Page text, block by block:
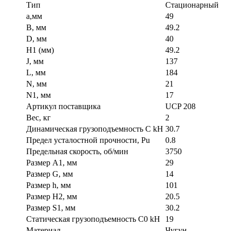
Тип
Стационарный
a,мм
49
B, мм
49.2
D, мм
40
H1 (мм)
49.2
J, мм
137
L, мм
184
N, мм
21
N1, мм
17
Артикул поставщика
UCP 208
Вес, кг
2
Динамическая грузоподъемность C kH 30.7
Предел усталостной прочности, Pu
0.8
Предельная скорость, об/мин
3750
Размер A1, мм
29
Размер G, мм
14
Размер h, мм
101
Размер H2, мм
20.5
Размер S1, мм
30.2
Статическая грузоподъемность C0 kH
19